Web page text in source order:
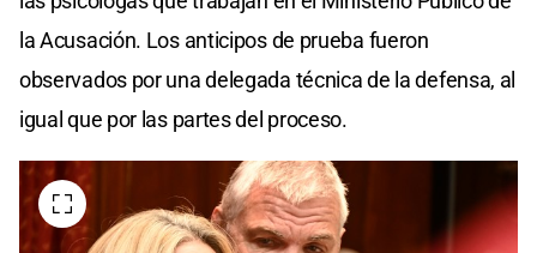
la Acusación. Los anticipos de prueba fueron
observados por una delegada técnica de la defensa, al
igual que por las partes del proceso.